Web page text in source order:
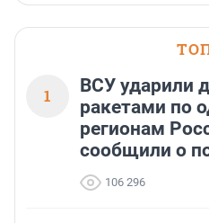
1
ВСУ ударили
ракетами по
регионам
сообщили о
106 296